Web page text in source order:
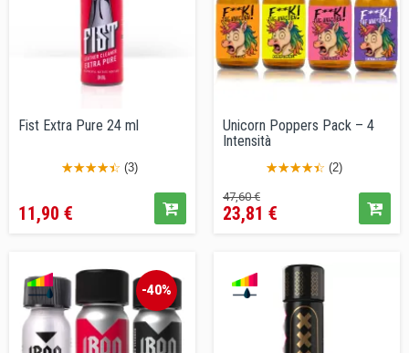
Fist Extra Pure 24 ml
(3)
11,90 €
Unicorn Poppers Pack – 4
Intensità
(2)
Prezzo
base
47,60 €Prezzo
23,81 €
-40%